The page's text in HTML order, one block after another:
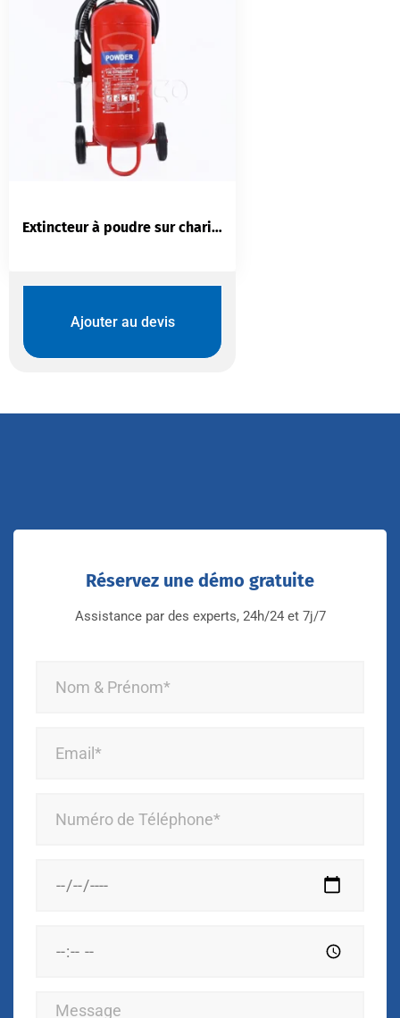
Extincteur à poudre sur chariot 50 kg — BS EN 1866 | Feux A/B/C | Chariot mobile
Ajouter au devis
Réservez une démo gratuite
Assistance par des experts, 24h/24 et 7j/7